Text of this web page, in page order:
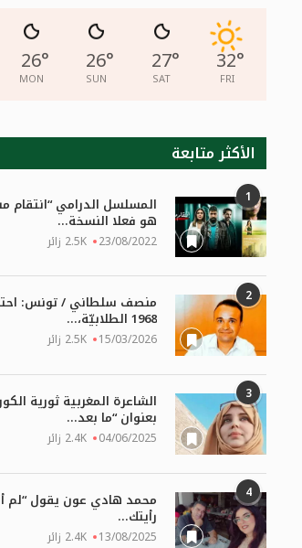
32°
FRI
27°
SAT
26°
SUN
26°
MON
الأكثر متابعة
1 المسلسل الدرامي “انتقام
هو فعلا النسخة...
23/08/2022 2.5K زائر
2 منصف سلطاني / تونس:
1968 الطلابيّة،...
15/03/2026 2.5K زائر
3 الشاعرة المغربية ثورية
بعنوان “ما بعد...
04/06/2025 2.4K زائر
4 محمد هادي عون يقول “لم
رأيتك...
13/08/2025 2.4K زائر